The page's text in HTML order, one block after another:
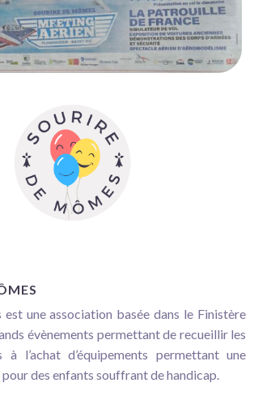
est une association basée dans le Finistère
évènements permettant de recueillir les
à l’achat d’équipements permettant une
des enfants souffrant de handicap.